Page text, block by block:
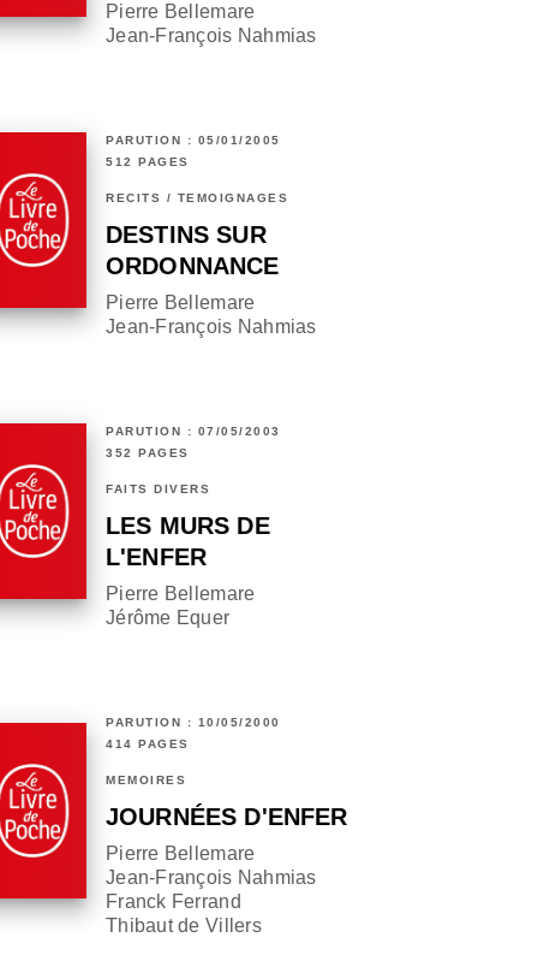
Pierre Bellemare
Jean-François Nahmias
PARUTION : 05/01/2005
512 PAGES
RÉCITS / TÉMOIGNAGES
DESTINS SUR
ORDONNANCE
Pierre Bellemare
Jean-François Nahmias
PARUTION : 07/05/2003
352 PAGES
FAITS DIVERS
LES MURS DE
L'ENFER
Pierre Bellemare
Jérôme Equer
PARUTION : 10/05/2000
414 PAGES
MÉMOIRES
JOURNÉES D'ENFER
Pierre Bellemare
Jean-François Nahmias
Franck Ferrand
Thibaut de Villers